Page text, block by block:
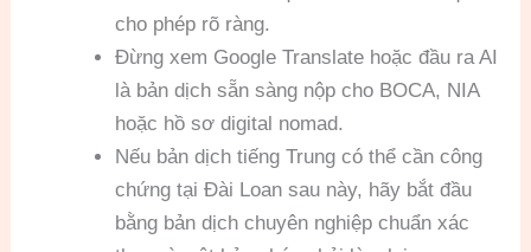
cho phép rõ ràng.
Đừng xem Google Translate hoặc đầu ra AI
là bản dịch sẵn sàng nộp cho BOCA, NIA
hoặc hồ sơ digital nomad.
Nếu bản dịch tiếng Trung có thể cần công
chứng tại Đài Loan sau này, hãy bắt đầu
bằng bản dịch chuyên nghiệp chuẩn xác